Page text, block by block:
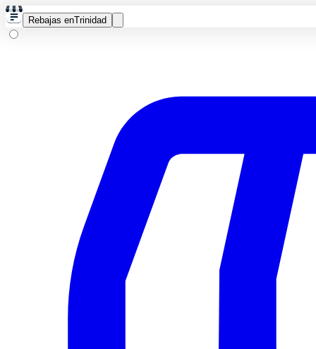
Rebajas enTrinidad